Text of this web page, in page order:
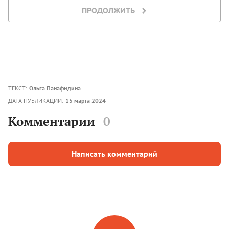
ПРОДОЛЖИТЬ
ТЕКСТ: Ольга Панафидина
ДАТА ПУБЛИКАЦИИ: 15 марта 2024
Комментарии 0
Написать комментарий